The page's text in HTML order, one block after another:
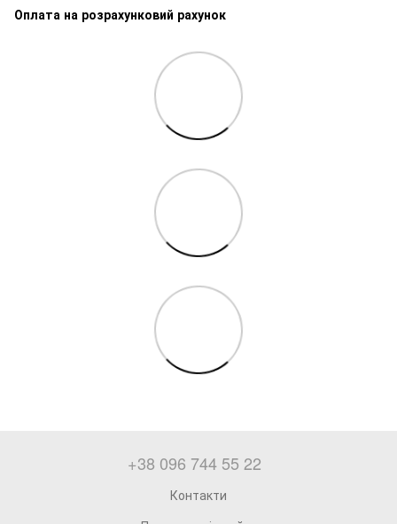
Оплата на розрахунковий рахунок
+38 096 744 55 22
Контакти